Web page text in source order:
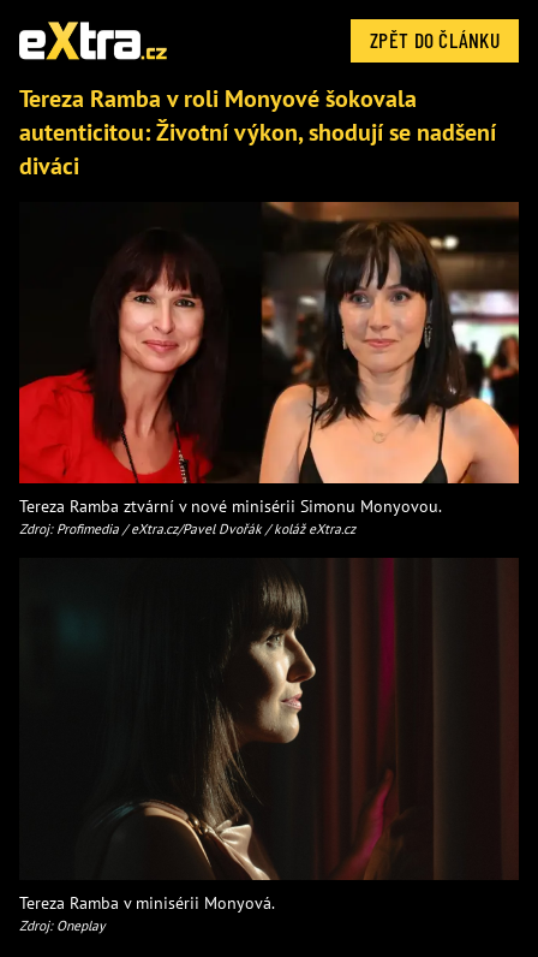
ZPĚT DO ČLÁNKU
Tereza Ramba v roli Monyové šokovala
autenticitou: Životní výkon, shodují se nadšení
diváci
Tereza Ramba ztvární v nové minisérii Simonu Monyovou.
Zdroj: Profimedia / eXtra.cz/Pavel Dvořák / koláž eXtra.cz
Tereza Ramba v minisérii Monyová.
Zdroj: Oneplay